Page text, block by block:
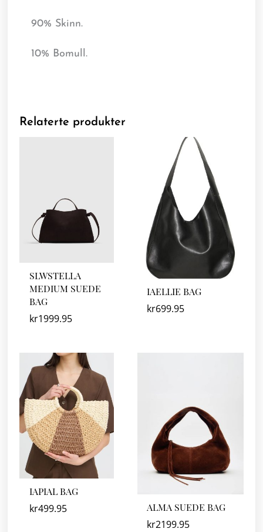
90% Skinn.
10% Bomull.
Relaterte produkter
SLWSTELLA
MEDIUM SUEDE
BAG
kr1999.95
IAELLIE BAG
kr699.95
IAPIAL BAG
kr499.95 ALMA SUEDE BAG
kr2199.95